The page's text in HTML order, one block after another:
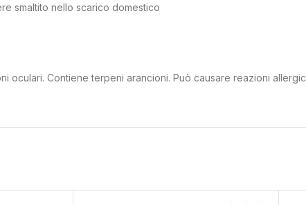
smaltito nello scarico domestico
oculari. Contiene terpeni arancioni. Può causare reazioni